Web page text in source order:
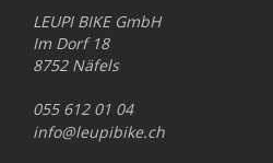
LEUPI BIKE GmbH
Im Dorf 18
8752 Näfels
055 612 01 04
info@leupibike.ch